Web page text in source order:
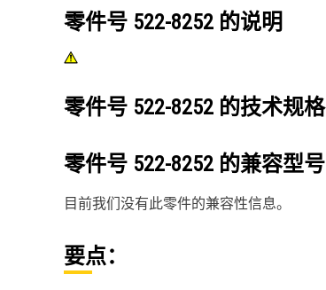
零件号 522-8252 的说明
零件号 522-8252 的技术规格
零件号 522-8252 的兼容型号
目前我们没有此零件的兼容性信息。
要点：